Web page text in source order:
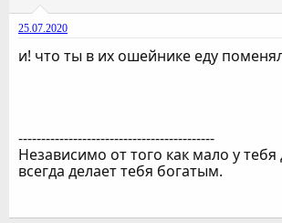
25.07.2020
и! что ты в их ошейнике еду
-------------------------------------------
Независимо от того как мало у тебя
всегда делает тебя богатым.